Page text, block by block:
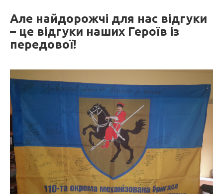
Але найдорожчі для нас відгуки
– це відгуки наших Героїв із
передової!